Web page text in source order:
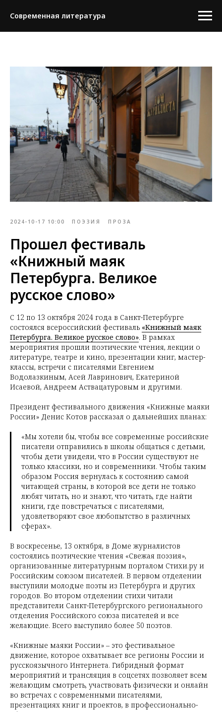
Современная литература
2024-10-17 10:00 ПОЭЗИЯ ПРОЗА
Прошел фестиваль
«Книжный маяк
Петербурга. Великое
русское слово»
С 12 по 13 октября 2024 года в Санкт-Петербурге
состоялся всероссийский фестиваль «Книжный маяк
Петербурга. Великое русское слово». В рамках
мероприятия прошли поэтические чтения, лекции о
литературе, театре и кино, презентации книг, мастер-
классы, встречи с писателями Евгением
Водолазкиным, Асей Лавринович, Екатериной
Исаевой, Андреем Аствацатуровым и другими.
Президент фестивального движения «Книжные маяки
России» Денис Котов рассказал о дальнейших планах:
«Мы хотели бы, чтобы все современные российские
писатели отправились в школы общаться с детьми,
чтобы дети увидели, что в России существуют не
только классики, но и современники. Чтобы таким
образом Россия вернулась к состоянию самой
читающей страны, в которой все дети не только
любят читать, но и знают, что читать, где найти
книги, где повстречаться с писателями,
удовлетворяют свое любопытство в различных
сферах».
В воскресенье, 13 октября, в Доме журналистов
состоялись поэтические чтения «Свежая поэзия»,
организованные литературным порталом Стихи.ру и
Российским союзом писателей. В первом отделении
выступили молодые поэты из Петербурга и других
городов. Во втором отделении стихи читали
представители Санкт-Петербургского регионального
отделения Российского союза писателей и все
желающие. Всего выступило более 50 поэтов.
«Книжные маяки России» – это фестивальное
движение, которое охватывает все регионы России и
русскоязычного Интернета. Гибридный формат
мероприятий и трансляция в соцсетях позволяет всем
желающим смотреть, участвовать физически и онлайн
во встречах с современными писателями,
презентациях книг и проектов, в профессионально-